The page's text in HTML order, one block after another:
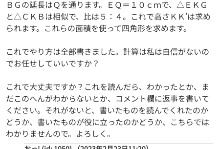
ＢＧの延長はＱを通ります。ＥＱ＝１０ｃｍで、△ＥＫＧ
と△ＣＫＢは相似で、比は５：４。これで高さＫＫ’は求め
られます。これらの面積を使って四角形を求めます。
これでやり方は全部書きました。計算は私は自信がないの
でお任せしていいですか？
これで大丈夫ですか？これを読んだら、わかったとか、ま
だこのへんがわからないとか、コメント欄に返事を書いて
ください。それがないと、書いたものを読んでくれたのか
どうか、書いたものが役に立ったのかどうか、こちらでは
わかりませんので。よろしく。